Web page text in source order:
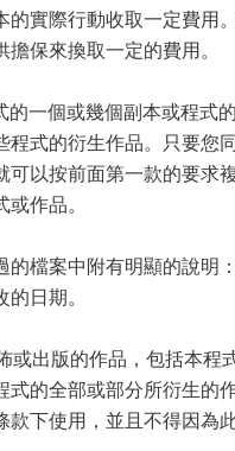
的實際行動收取一定費用
保來換取一定的費用。
的一個或幾個副本或程式
程式的衍生作品。只要您
可以按前面第一款的要求
作品。
的檔案中附有明顯的說明
日期。
或出版的作品，包括本程
式的全部或部分所衍生的
款下使用，並且不得因為